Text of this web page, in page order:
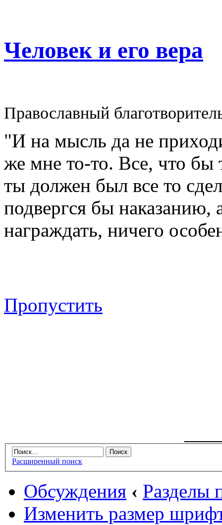
Человек и его вера
Православный
"И на мысль да не
же мне то-то. Все, что
ты должен был все то
подвергся бы наказанию,
награждать, ничего
Пропустить
Расширенный поиск
Обсуждения ‹ Разделы
Изменить размер